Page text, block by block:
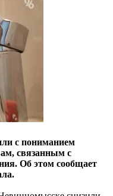
с пониманием
связанным с
Об этом сообщает